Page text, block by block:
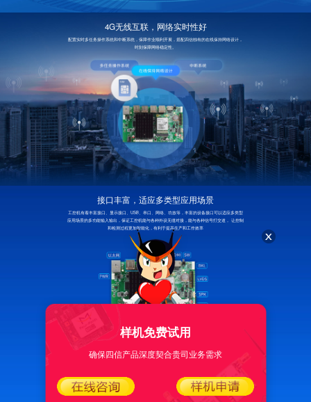
4G无线互联，网络实时性好
配置实时多任务操作系统和中断系统，保障作业顺利开展，搭配四信独有的在线保持网络设计，
时刻保障网络稳定性。
接口丰富，适应多类型应用场景
工控机有着丰富接口、显示接口、USB、串口、网络、功放等，丰富的设备接口可以适应多类型
应用场景的多功能输入输出，保证工控机能与各种外设无缝对接，能与各种信号打交道， 让控制
和检测过程更加智能化，有利于提高生产和工作效率
样机免费试用
确保四信产品深度契合贵司业务需求